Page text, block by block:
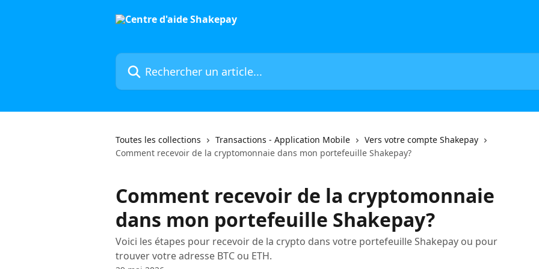
Rechercher un article...
Toutes les collections Transactions - Application Mobile
Vers votre compte Shakepay
Comment recevoir de la cryptomonnaie dans mon portefeuille Shakepay?
Comment recevoir de la cryptomonnaie
dans mon portefeuille Shakepay?
Voici les étapes pour recevoir de la crypto dans votre portefeuille Shakepay ou pour
trouver votre adresse BTC ou ETH.